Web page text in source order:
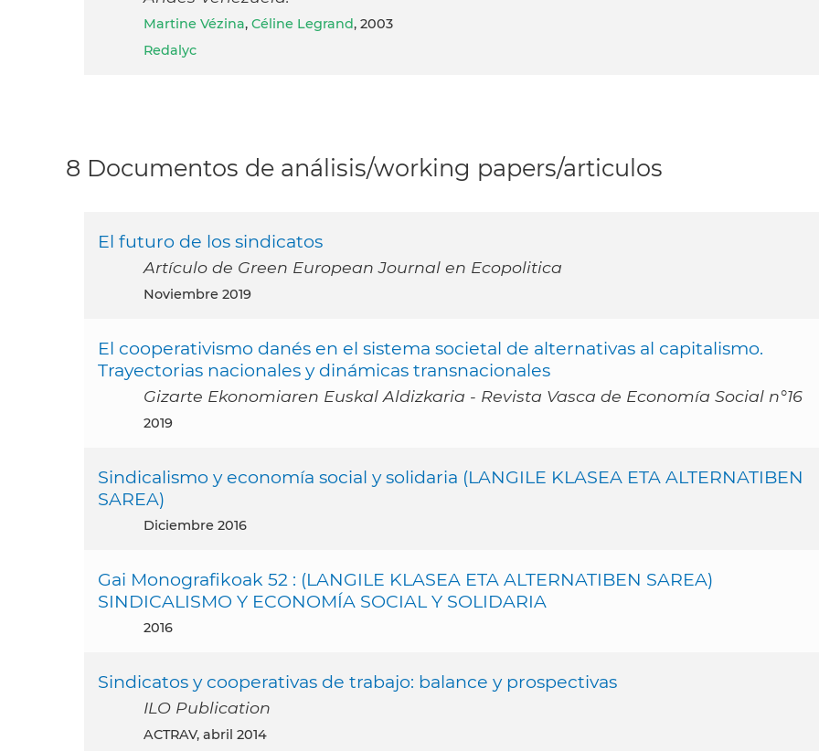
Martine Vézina, Céline Legrand, 2003
Redalyc
8 Documentos de análisis/working papers/articulos
El futuro de los sindicatos
Artículo de Green European Journal en Ecopolitica
noviembre 2019
El cooperativismo danés en el sistema societal de alternativas al capitalismo.
Trayectorias nacionales y dinámicas transnacionales
Gizarte Ekonomiaren Euskal Aldizkaria - Revista Vasca de Economía Social n°16
2019
Sindicalismo y economía social y solidaria (LANGILE KLASEA ETA ALTERNATIBEN
SAREA)
diciembre 2016
Gai Monografikoak 52 : (LANGILE KLASEA ETA ALTERNATIBEN SAREA)
SINDICALISMO Y ECONOMÍA SOCIAL Y SOLIDARIA
2016
Sindicatos y cooperativas de trabajo: balance y prospectivas
ILO Publication
ACTRAV, abril 2014